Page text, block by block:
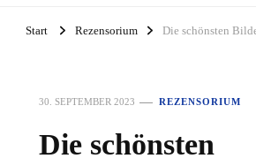
Start Rezensorium Die schönsten
30. SEPTEMBER 2023 REZENSORIUM
Die schönsten